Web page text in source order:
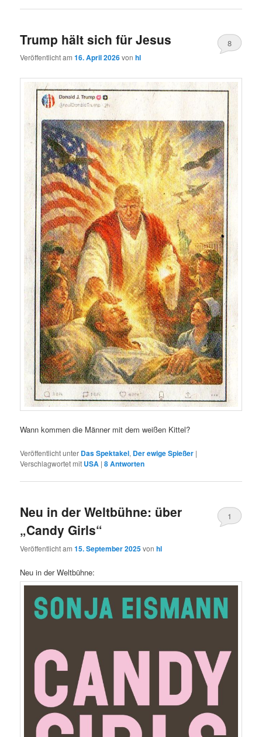
Trump hält sich für Jesus
Veröffentlicht am16. April 2026vonhl
8
Wann kommen die Männer mit dem weißen Kittel?
Veröffentlicht unter Das Spektakel, Der ewige Spießer |
Verschlagwortet mit USA |8Antworten
Neu in der Weltbühne: über
„Candy Girls“
Veröffentlicht am15. September 2025vonhl
1
Neu in der Weltbühne: